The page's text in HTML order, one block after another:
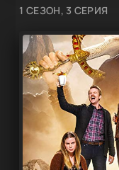
1 СЕЗОН, 3 СЕРИЯ